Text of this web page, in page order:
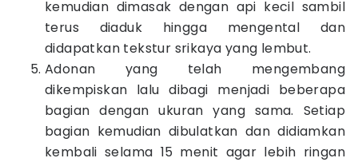
kemudian dimasak dengan api kecil sambil
terus diaduk hingga mengental dan
didapatkan tekstur srikaya yang lembut.
Adonan yang telah mengembang
dikempiskan lalu dibagi menjadi beberapa
bagian dengan ukuran yang sama. Setiap
bagian kemudian dibulatkan dan didiamkan
kembali selama 15 menit agar lebih ringan